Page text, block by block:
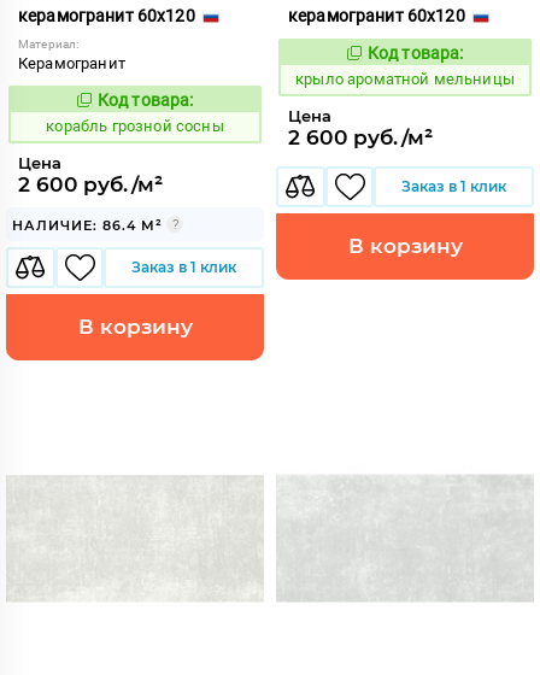
керамогранит 60x120
Материал:
Керамогранит
768472
Код товара:
корабль грозной сосны
Цена
2 600 руб./м²
НАЛИЧИЕ: 86.4 М²
Заказ в 1 клик
В корзину
керамогранит 60x120
828424
Код товара:
крыло ароматной мельницы
Цена
2 600 руб./м²
Заказ в 1 клик
В корзину